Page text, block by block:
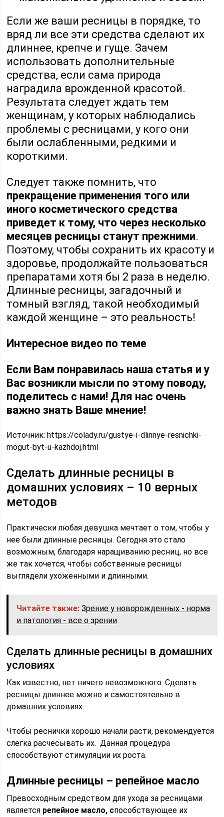
Если же ваши ресницы в порядке, то
вряд ли все эти средства сделают их
длиннее, крепче и гуще. Зачем
использовать дополнительные
средства, если сама природа
наградила врожденной красотой.
Результата следует ждать тем
женщинам, у которых наблюдались
проблемы с ресницами, у кого они
были ослабленными, редкими и
короткими.
Следует также помнить, что
прекращение применения того или
иного косметического средства
приведет к тому, что через несколько
месяцев ресницы станут прежними.
Поэтому, чтобы сохранить их красоту и
здоровье, продолжайте пользоваться
препаратами хотя бы 2 раза в неделю.
Длинные ресницы, загадочный и
томный взгляд, такой необходимый
каждой женщине – это реальность!
Интересное видео по теме
Если Вам понравилась наша статья и у
Вас возникли мысли по этому поводу,
поделитесь с нами! Для нас очень
важно знать Ваше мнение!
Источник:https://colady.ru/gustye-i-dlinnye-resnichki-
mogut-byt-u-kazhdoj.html
Сделать длинные ресницы в
домашних условиях – 10 верных
методов
Практически любая девушка мечтает о том, чтобы у
нее были длинные ресницы. Сегодня это стало
возможным, благодаря наращиванию ресниц, но все
же так хочется, чтобы собственные ресницы
выглядели ухоженными и длинными.
Читайте также: Зрение у новорожденных - норма
и патология - все о зрении
Сделать длинные ресницы в домашних
условиях
Как известно, нет ничего невозможного. Сделать
ресницы длиннее можно и самостоятельно в
домашних условиях.
Чтобы реснички хорошо начали расти, рекомендуется
слегка расчесывать их. Данная процедура
способствуют стимуляции их роста.
Длинные ресницы – репейное масло
Превосходным средством для ухода за ресницами
является репейное масло, способствующее их